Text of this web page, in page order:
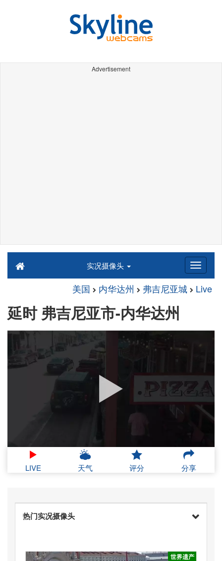
Advertisement
实况摄像头
美国 内华达州 弗吉尼亚城 Live
延时 弗吉尼亚市-内华达州
LIVE 天气 评分 分享
热门实况摄像头
世界遗产